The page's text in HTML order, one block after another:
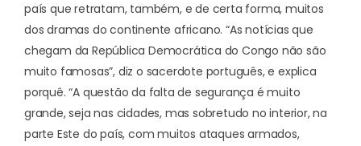
país que retratam, também, e de certa forma, muitos
dos dramas do continente africano. “As notícias que
chegam da República Democrática do Congo não são
muito famosas”, diz o sacerdote português, e explica
porquê. “A questão da falta de segurança é muito
grande, seja nas cidades, mas sobretudo no interior, na
parte Este do país, com muitos ataques armados,